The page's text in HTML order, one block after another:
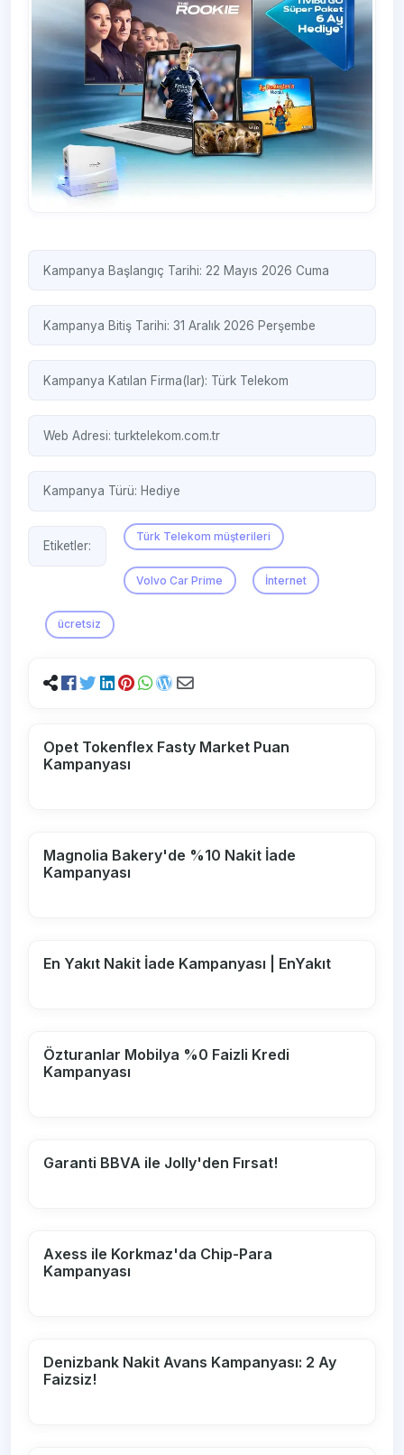
Kampanya Başlangıç Tarihi: 22 Mayıs 2026 Cuma
Kampanya Bitiş Tarihi: 31 Aralık 2026 Perşembe
Kampanya Katılan Firma(lar): Türk Telekom
Web Adresi:turktelekom.com.tr
Kampanya Türü: Hediye
Etiketler:
Türk Telekom müşterileri
Volvo Car Prime İnternet
ücretsiz
Opet Tokenflex Fasty Market Puan
Kampanyası
Magnolia Bakery'de %10 Nakit İade
Kampanyası
En Yakıt Nakit İade Kampanyası | EnYakıt
Özturanlar Mobilya %0 Faizli Kredi
Kampanyası
Garanti BBVA ile Jolly'den Fırsat!
Axess ile Korkmaz'da Chip-Para
Kampanyası
Denizbank Nakit Avans Kampanyası: 2 Ay
Faizsiz!